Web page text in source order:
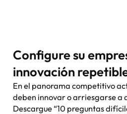
Configure su
innovación
En el panorama competitivo
deben innovar o arriesgarse a
Descargue “10 preguntas